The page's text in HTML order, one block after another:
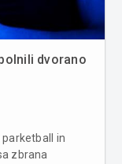
dvorano
parketball in
zbrana